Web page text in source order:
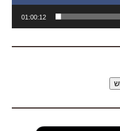
01:00:12